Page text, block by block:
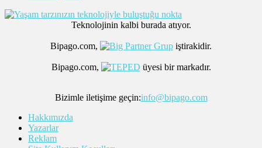
Teknolojinin kalbi burada atıyor.
Bipago.com, iştirakidir.
Bipago.com, üyesi bir markadır.
Bizimle iletişime geçin:info@bipago.com
Hakkımızda
Yazarlar
Reklam